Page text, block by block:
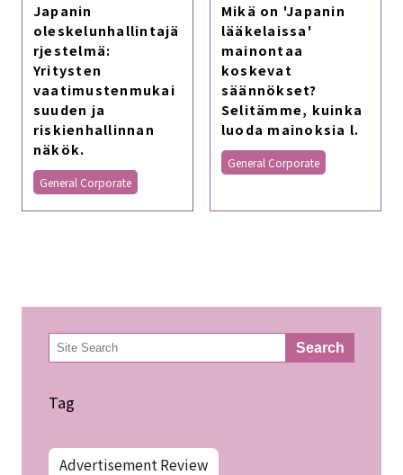
Japanin
oleskelunhallintajä
rjestelmä:
Yritysten
vaatimustenmukai
suuden ja
riskienhallinnan
näkök.
General Corporate
Mikä on 'Japanin
lääkelaissa'
mainontaa
koskevat
säännökset?
Selitämme, kuinka
luoda mainoksia l.
General Corporate
検
索 Search
Tag
Advertisement Review